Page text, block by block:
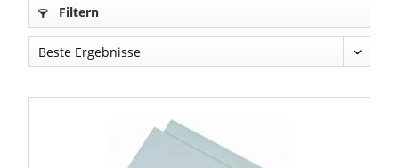
Filtern